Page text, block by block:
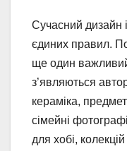
Сучасний дизайн
єдиних правил.
ще один
з’являються
кераміка,
сімейні
для хобі,